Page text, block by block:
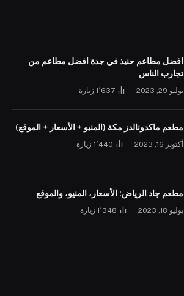
افضل مطاعم حنيذ في جدة افضل مطاعم من
تجارب الناس
يوليو 29, 2023 1٬637 زيارة
مطعم ماكدونالدز مكة (المنيو + الأسعار + الموقع)
أكتوبر 16, 2023 1٬440 زيارة
مطعم جاد الرياض: الأسعار، المنيو، والموقع
يوليو 18, 2023 1٬348 زيارة